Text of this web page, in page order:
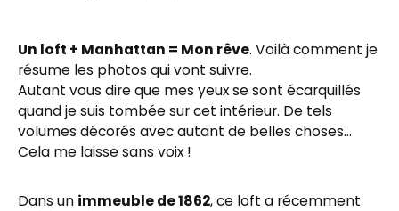
Un loft + Manhattan = Mon rêve. Voilà comment je
résume les photos qui vont suivre.
Autant vous dire que mes yeux se sont écarquillés
quand je suis tombée sur cet intérieur. De tels
volumes décorés avec autant de belles choses…
Cela me laisse sans voix !
Dans un immeuble de 1862, ce loft a récemment